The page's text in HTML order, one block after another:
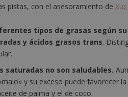
pistas, con el asesoramiento de
tipos de grasas según
y ácidos grasos trans.
saturadas no son saludables.
y su exceso puede favorecer
de palma y el de coco.